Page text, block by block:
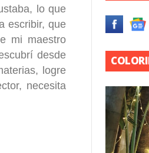
lo que
escribir, que
mi maestro
desde
logre
necesita